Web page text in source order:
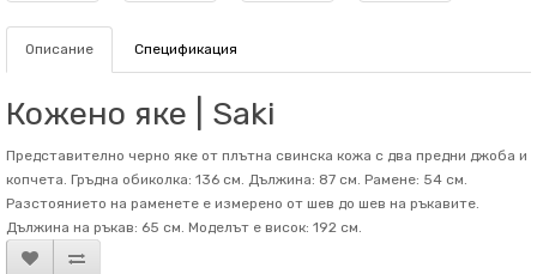
Описание Спецификация
Кожено яке | Saki
Представително черно яке от плътна свинска кожа с два предни джоба и
копчета. Гръдна обиколка: 136 см. Дължина: 87 см. Рамене: 54 см.
Разстоянието на раменете е измерено от шев до шев на ръкавите.
Дължина на ръкав: 65 см. Mоделът е висок: 192 см.